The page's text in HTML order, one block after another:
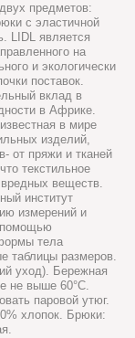
предметов:
с эластичной
LIDL является
на
и экологически
поставок.
вклад в
в Африке.
в мире
изделий,
от пряжи и тканей
текстильное
веществ.
институт
измерений и
помощью
тела
таблицы размеров.
уход). Бережная
не выше 60°C.
паровой утюг.
хлопок. Брюки: